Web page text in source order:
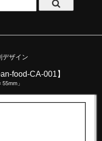
デザイン
food-CA-001】
」